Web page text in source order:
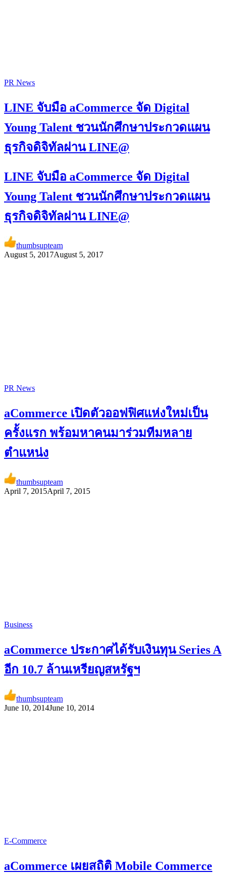
PR News
LINE จับมือ aCommerce จัด Digital
Young Talent ชวนนักศึกษาประกวดแผน
ธุรกิจดิจิทัลผ่าน LINE@
LINE จับมือ aCommerce จัด Digital
Young Talent ชวนนักศึกษาประกวดแผน
ธุรกิจดิจิทัลผ่าน LINE@
thumbsupteam
August 5, 2017August 5, 2017
PR News
aCommerce เปิดตัวออฟฟิศแห่งใหม่เป็น
ครั้งแรก พร้อมหาคนมาร่วมทีมหลาย
ตำแหน่ง
thumbsupteam
April 7, 2015April 7, 2015
Business
aCommerce ประกาศได้รับเงินทุน Series A
อีก 10.7 ล้านเหรียญสหรัฐฯ
thumbsupteam
June 10, 2014June 10, 2014
E-Commerce
aCommerce เผยสถิติ Mobile Commerce